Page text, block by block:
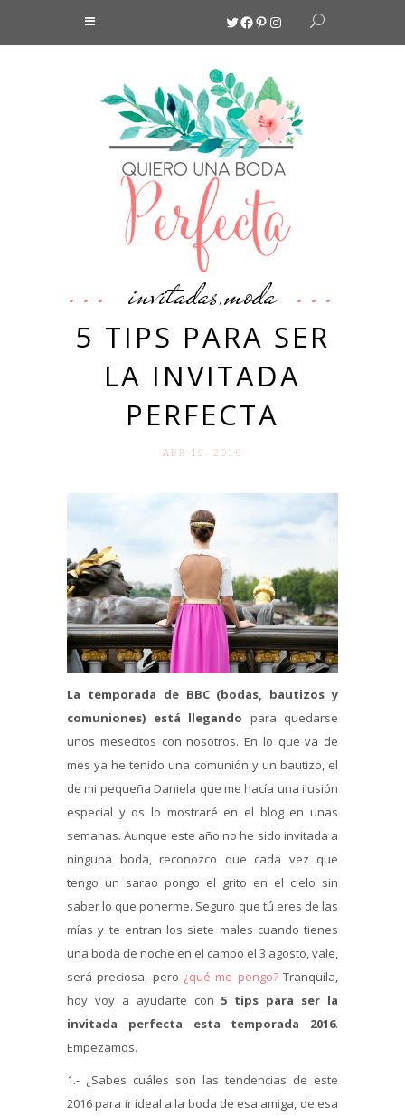
Twitter
Facebook
Pinterest
Instagram
invitadas,moda
5 TIPS PARA SER
LA INVITADA
PERFECTA
ABR 19. 2016
La temporada de BBC (bodas, bautizos y
comuniones) está llegando para quedarse
unos mesecitos con nosotros. En lo que va de
mes ya he tenido una comunión y un bautizo, el
de mi pequeña Daniela que me hacía una ilusión
especial y os lo mostraré en el blog en unas
semanas. Aunque este año no he sido invitada a
ninguna boda, reconozco que cada vez que
tengo un sarao pongo el grito en el cielo sin
saber lo que ponerme. Seguro que tú eres de las
mías y te entran los siete males cuando tienes
una boda de noche en el campo el 3 agosto, vale,
será preciosa, pero ¿qué me pongo? Tranquila,
hoy voy a ayudarte con 5 tips para ser la
invitada perfecta esta temporada 2016.
Empezamos.
1.- ¿Sabes cuáles son las tendencias de este
2016 para ir ideal a la boda de esa amiga, de esa